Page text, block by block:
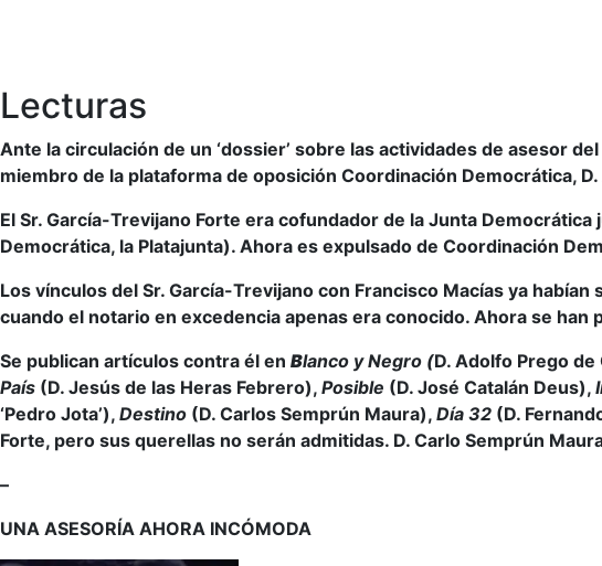
Lecturas
Ante la circulación de un ‘dossier’ sobre las actividades de asesor
miembro de la plataforma de oposición Coordinación Democrática,
El Sr. García-Trevijano Forte era cofundador de la Junta
Democrática, la Platajunta). Ahora es expulsado de Coordinación
Los vínculos del Sr. García-Trevijano con Francisco Macías ya
cuando el notario en excedencia apenas era conocido. Ahora se
Se publican artículos contra él en Blanco y Negro (D. Adolfo Prego
País (D. Jesús de las Heras Febrero), Posible (D. José Catalán Deus),
‘Pedro Jota’), Destino (D. Carlos Semprún Maura), Día 32 (D.
Forte, pero sus querellas no serán admitidas. D. Carlo Semprún
–
UNA ASESORÍA AHORA INCÓMODA